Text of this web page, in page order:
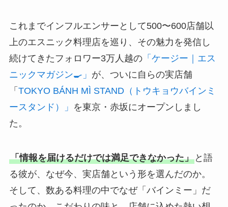
これまでインフルエンサーとして500〜600店舗以
上のエスニック料理店を巡り、その魅力を発信し
続けてきたフォロワー3万人越の「ケージー｜エス
ニックマガジン🍳」 が、ついに自らの実店舗
「 TOKYO BÁNH MÌ STAND（トウキョウバインミ
ースタンド）」 を東京・赤坂にオープンしまし
た。
「情報を届けるだけでは満足できなかった」と語
る彼が、なぜ今、実店舗という形を選んだのか。
そして、数ある料理の中でなぜ「バインミー」だ